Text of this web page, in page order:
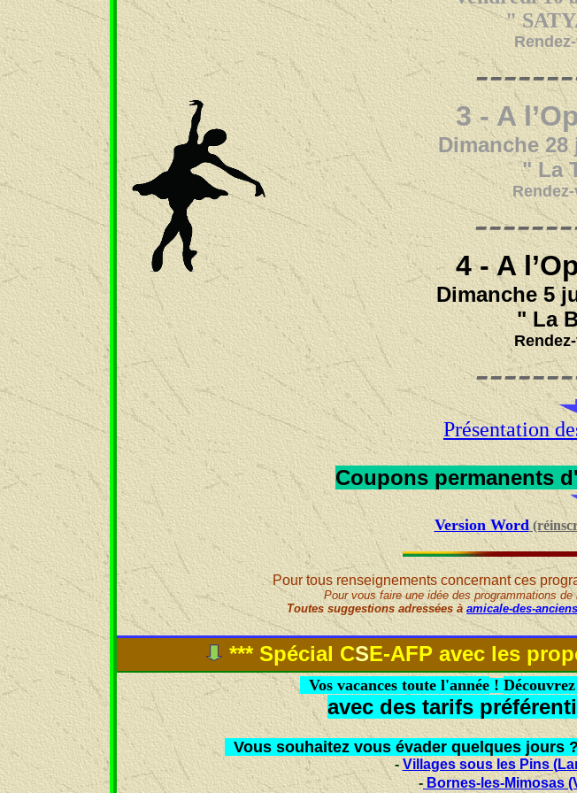
"
3 - A
Dimanche 28
" La
4 - A
Dimanche 5
" La
Présentation
Coupons permanents
Version Word
Pour tous renseignements concernant ces
Pour vous faire une idée des programmations
Toutes suggestions adressées à amicale-des-
*** Spécial CSE-AFP avec les
Vos vacances toute l'année !
avec des tarifs
Vous souhaitez vous évader quelques jours ?
-Villages sous les Pins (
- Bornes- les-Mimosas